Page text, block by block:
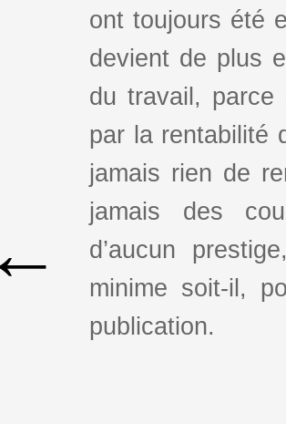
ont toujours été
devient de plus
du travail, parce
par la rentabilité
jamais rien de
jamais des
d’aucun
minime soit-il,
publication.